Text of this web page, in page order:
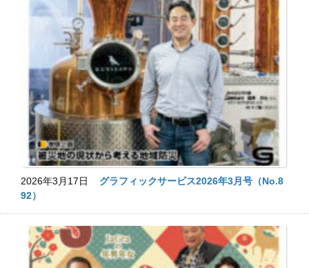
2026年3月17日 グラフィックサービス2026年3月号（No.8
92）